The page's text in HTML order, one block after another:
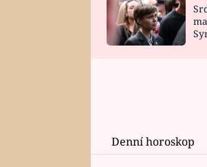
HOROSKOP NA
Denní horoskop